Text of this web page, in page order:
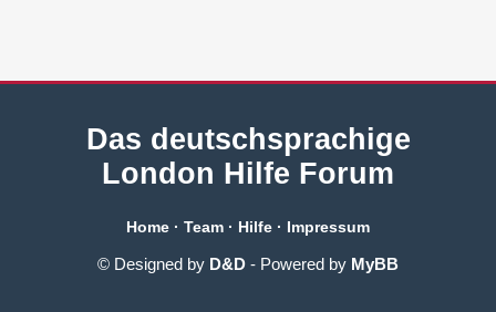
Das deutschsprachige
London Hilfe Forum
Home · Team · Hilfe · Impressum
© Designed by D&D - Powered by MyBB